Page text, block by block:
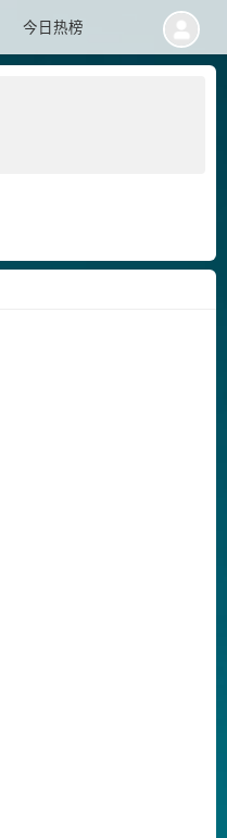
今日热榜